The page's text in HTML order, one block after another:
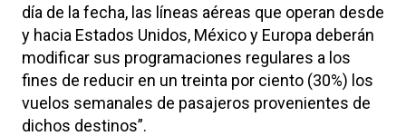
día de la fecha, las líneas aéreas que operan desde
y hacia Estados Unidos, México y Europa deberán
modificar sus programaciones regulares a los
fines de reducir en un treinta por ciento (30%) los
vuelos semanales de pasajeros provenientes de
dichos destinos”.